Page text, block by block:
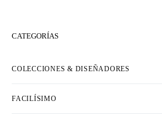
CATEGORÍAS
COLECCIONES & DISEÑADORES
FACILÍSIMO